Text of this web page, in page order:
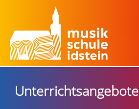
Unterrichtsangebote